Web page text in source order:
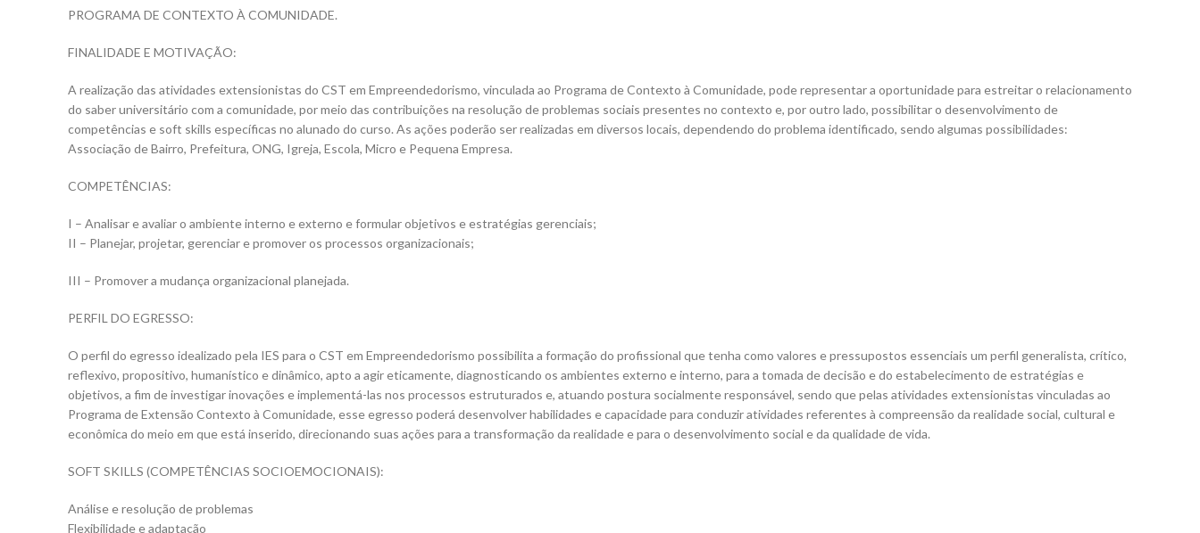
PROGRAMA DE CONTEXTO À COMUNIDADE.
FINALIDADE E MOTIVAÇÃO:
A realização das atividades extensionistas do CST em Empreendedorismo, vinculada ao Programa de Contexto à Comunidade, pode representar a oportunidade para estreitar o relacionamento
do saber universitário com a comunidade, por meio das contribuições na resolução de problemas sociais presentes no contexto e, por outro lado, possibilitar o desenvolvimento de
competências e soft skills específicas no alunado do curso. As ações poderão ser realizadas em diversos locais, dependendo do problema identificado, sendo algumas possibilidades:
Associação de Bairro, Prefeitura, ONG, Igreja, Escola, Micro e Pequena Empresa.
COMPETÊNCIAS:
I – Analisar e avaliar o ambiente interno e externo e formular objetivos e estratégias gerenciais;
II – Planejar, projetar, gerenciar e promover os processos organizacionais;
III – Promover a mudança organizacional planejada.
PERFIL DO EGRESSO:
O perfil do egresso idealizado pela IES para o CST em Empreendedorismo possibilita a formação do profissional que tenha como valores e pressupostos essenciais um perfil generalista, crítico,
reflexivo, propositivo, humanístico e dinâmico, apto a agir eticamente, diagnosticando os ambientes externo e interno, para a tomada de decisão e do estabelecimento de estratégias e
objetivos, a fim de investigar inovações e implementá-las nos processos estruturados e, atuando postura socialmente responsável, sendo que pelas atividades extensionistas vinculadas ao
Programa de Extensão Contexto à Comunidade, esse egresso poderá desenvolver habilidades e capacidade para conduzir atividades referentes à compreensão da realidade social, cultural e
econômica do meio em que está inserido, direcionando suas ações para a transformação da realidade e para o desenvolvimento social e da qualidade de vida.
SOFT SKILLS (COMPETÊNCIAS SOCIOEMOCIONAIS):
Análise e resolução de problemas
Flexibilidade e adaptação